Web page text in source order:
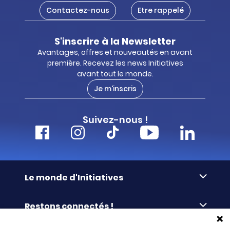
Contactez-nous
Etre rappelé
S'inscrire à la Newsletter
Avantages, offres et nouveautés en avant
première. Recevez les news Initiatives
avant tout le monde.
Je m'inscris
Suivez-nous !
Le monde d'Initiatives
Restons connectés !